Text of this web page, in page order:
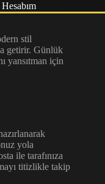
Hesabım
stil
getirir. Günlük
yansıtman için
yola
ile tarafınıza
titizlikle takip